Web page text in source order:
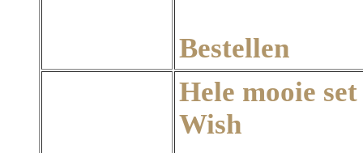
Bestellen
Hele mooie
Wish